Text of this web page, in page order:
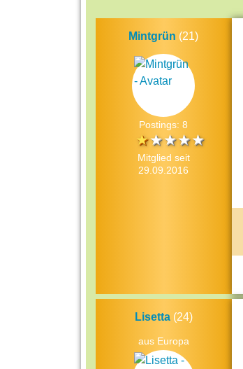
Mintgrün (21)
Postings: 8
Mitglied seit
29.09.2016
Lisetta(24)
aus Europa